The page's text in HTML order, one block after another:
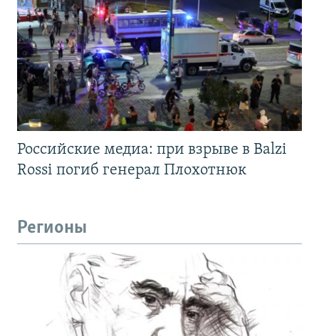
Российские медиа: при взрыве в Balzi
Rossi погиб генерал Плохотнюк
Регионы